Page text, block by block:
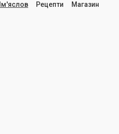
Ім'яслов Рецепти Магазин